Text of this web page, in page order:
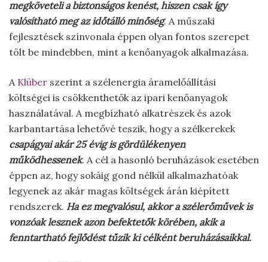
megköveteli a biztonságos kenést, hiszen csak így
valósítható meg az időtálló minőség. A műszaki
fejlesztések színvonala éppen olyan fontos szerepet
tölt be mindebben, mint a kenőanyagok alkalmazása.
A Klüber szerint a szélenergia áramelőállítási
költségei is csökkenthetők az ipari kenőanyagok
használatával. A megbízható alkatrészek és azok
karbantartása lehetővé teszik, hogy a szélkerekek
csapágyai akár 25 évig is gördülékenyen
működhessenek. A cél a hasonló beruházások esetében
éppen az, hogy sokáig gond nélkül alkalmazhatóak
legyenek az akár magas költségek árán kiépített
rendszerek. Ha ez megvalósul, akkor a szélerőművek is
vonzóak lesznek azon befektetők körében, akik a
fenntartható fejlődést tűzik ki célként beruházásaikkal.